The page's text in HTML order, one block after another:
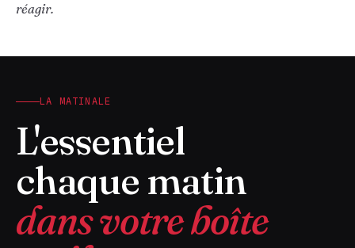
réagir.
LA MATINALE
L'essentiel
chaque matin
dans votre boîte